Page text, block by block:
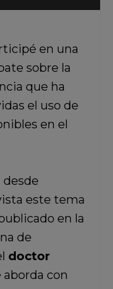
en una
sobre la
que ha
el uso de
en el
desde
este tema
en la
de
doctor
aborda con